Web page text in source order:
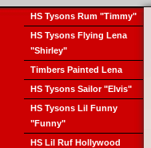
HS Tysons Rum "Timmy"
HS Tysons Flying Lena
"Shirley"
Timbers Painted Lena
HS Tysons Sailor "Elvis"
HS Tysons Lil Funny
"Funny"
HS Lil Ruf Hollywood